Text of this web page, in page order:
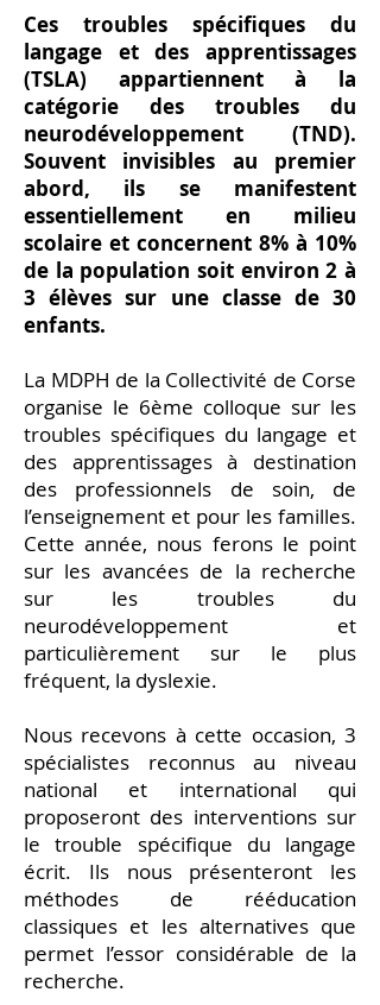
Ces troubles spécifiques du
langage et des apprentissages
(TSLA) appartiennent à la
catégorie des troubles du
neurodéveloppement (TND).
Souvent invisibles au premier
abord, ils se manifestent
essentiellement en milieu
scolaire et concernent 8% à 10%
de la population soit environ 2 à
3 élèves sur une classe de 30
enfants.
La MDPH de la Collectivité de Corse
organise le 6ème colloque sur les
troubles spécifiques du langage et
des apprentissages à destination
des professionnels de soin, de
l’enseignement et pour les familles.
Cette année, nous ferons le point
sur les avancées de la recherche
sur les troubles du
neurodéveloppement et
particulièrement sur le plus
fréquent, la dyslexie.
Nous recevons à cette occasion, 3
spécialistes reconnus au niveau
national et international qui
proposeront des interventions sur
le trouble spécifique du langage
écrit. Ils nous présenteront les
méthodes de rééducation
classiques et les alternatives que
permet l’essor considérable de la
recherche.